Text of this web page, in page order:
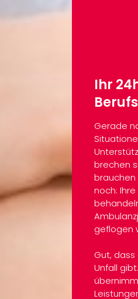
Ihr
Gerade
brechen
brauchen
noch:
geflogen
Gut,
Unfall